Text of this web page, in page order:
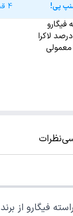
پی! 4 قسط ماهانه
فیگارو
معمولی
نظرات
فیگارو از